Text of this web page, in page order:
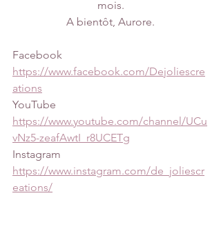
mois.
A bientôt, Aurore.
Facebook
https://www.facebook.com/Dejoliescre
ations
YouTube
https://www.youtube.com/channel/UCu
vNz5-zeafAwtI_r8UCETg
Instagram
https://www.instagram.com/de_joliescr
eations/